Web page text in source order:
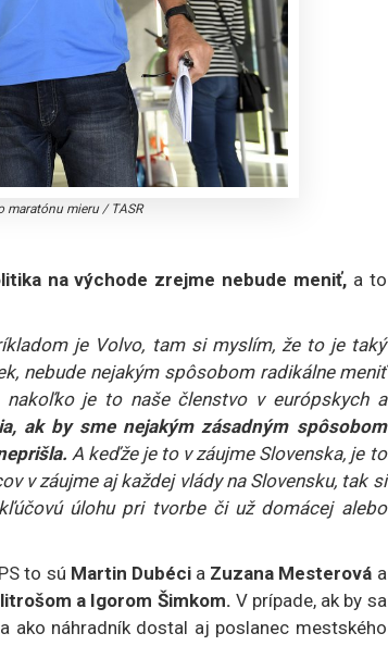
maratónu mieru/ TASR
na východe zrejme nebude meniť,a to
je Volvo, tam si myslím, že to je taký
nebude nejakým spôsobom radikálne meniť
je to naše členstvo v európskych a
ak by sme nejakým zásadným spôsobom
A keďže je to v záujme Slovenska, je to
v záujme aj každej vlády na Slovensku, tak si
úlohu pri tvorbe či už domácej alebo
to sú Martin Dubécia Zuzana Mesterová a
a Igorom Šimkom. V prípade, ak by sa
ako náhradník dostal aj poslanec mestského